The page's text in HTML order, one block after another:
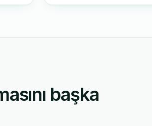
başka